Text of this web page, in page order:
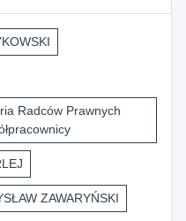
Radców Prawnych
ZAWARYŃSKI